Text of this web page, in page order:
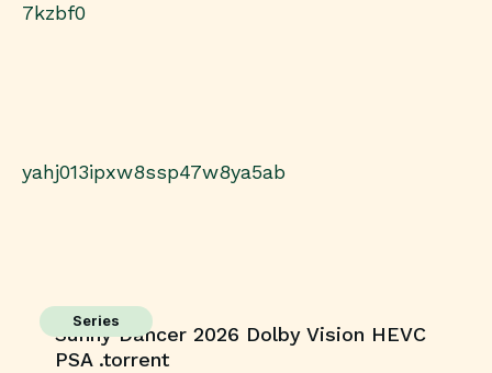
7kzbf0
yahj013ipxw8ssp47w8ya5ab
Series
Sunny Dancer 2026 Dolby Vision HEVC
PSA .torrent